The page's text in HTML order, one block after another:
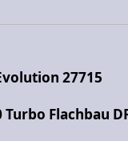
27715
Turbo Flachbau